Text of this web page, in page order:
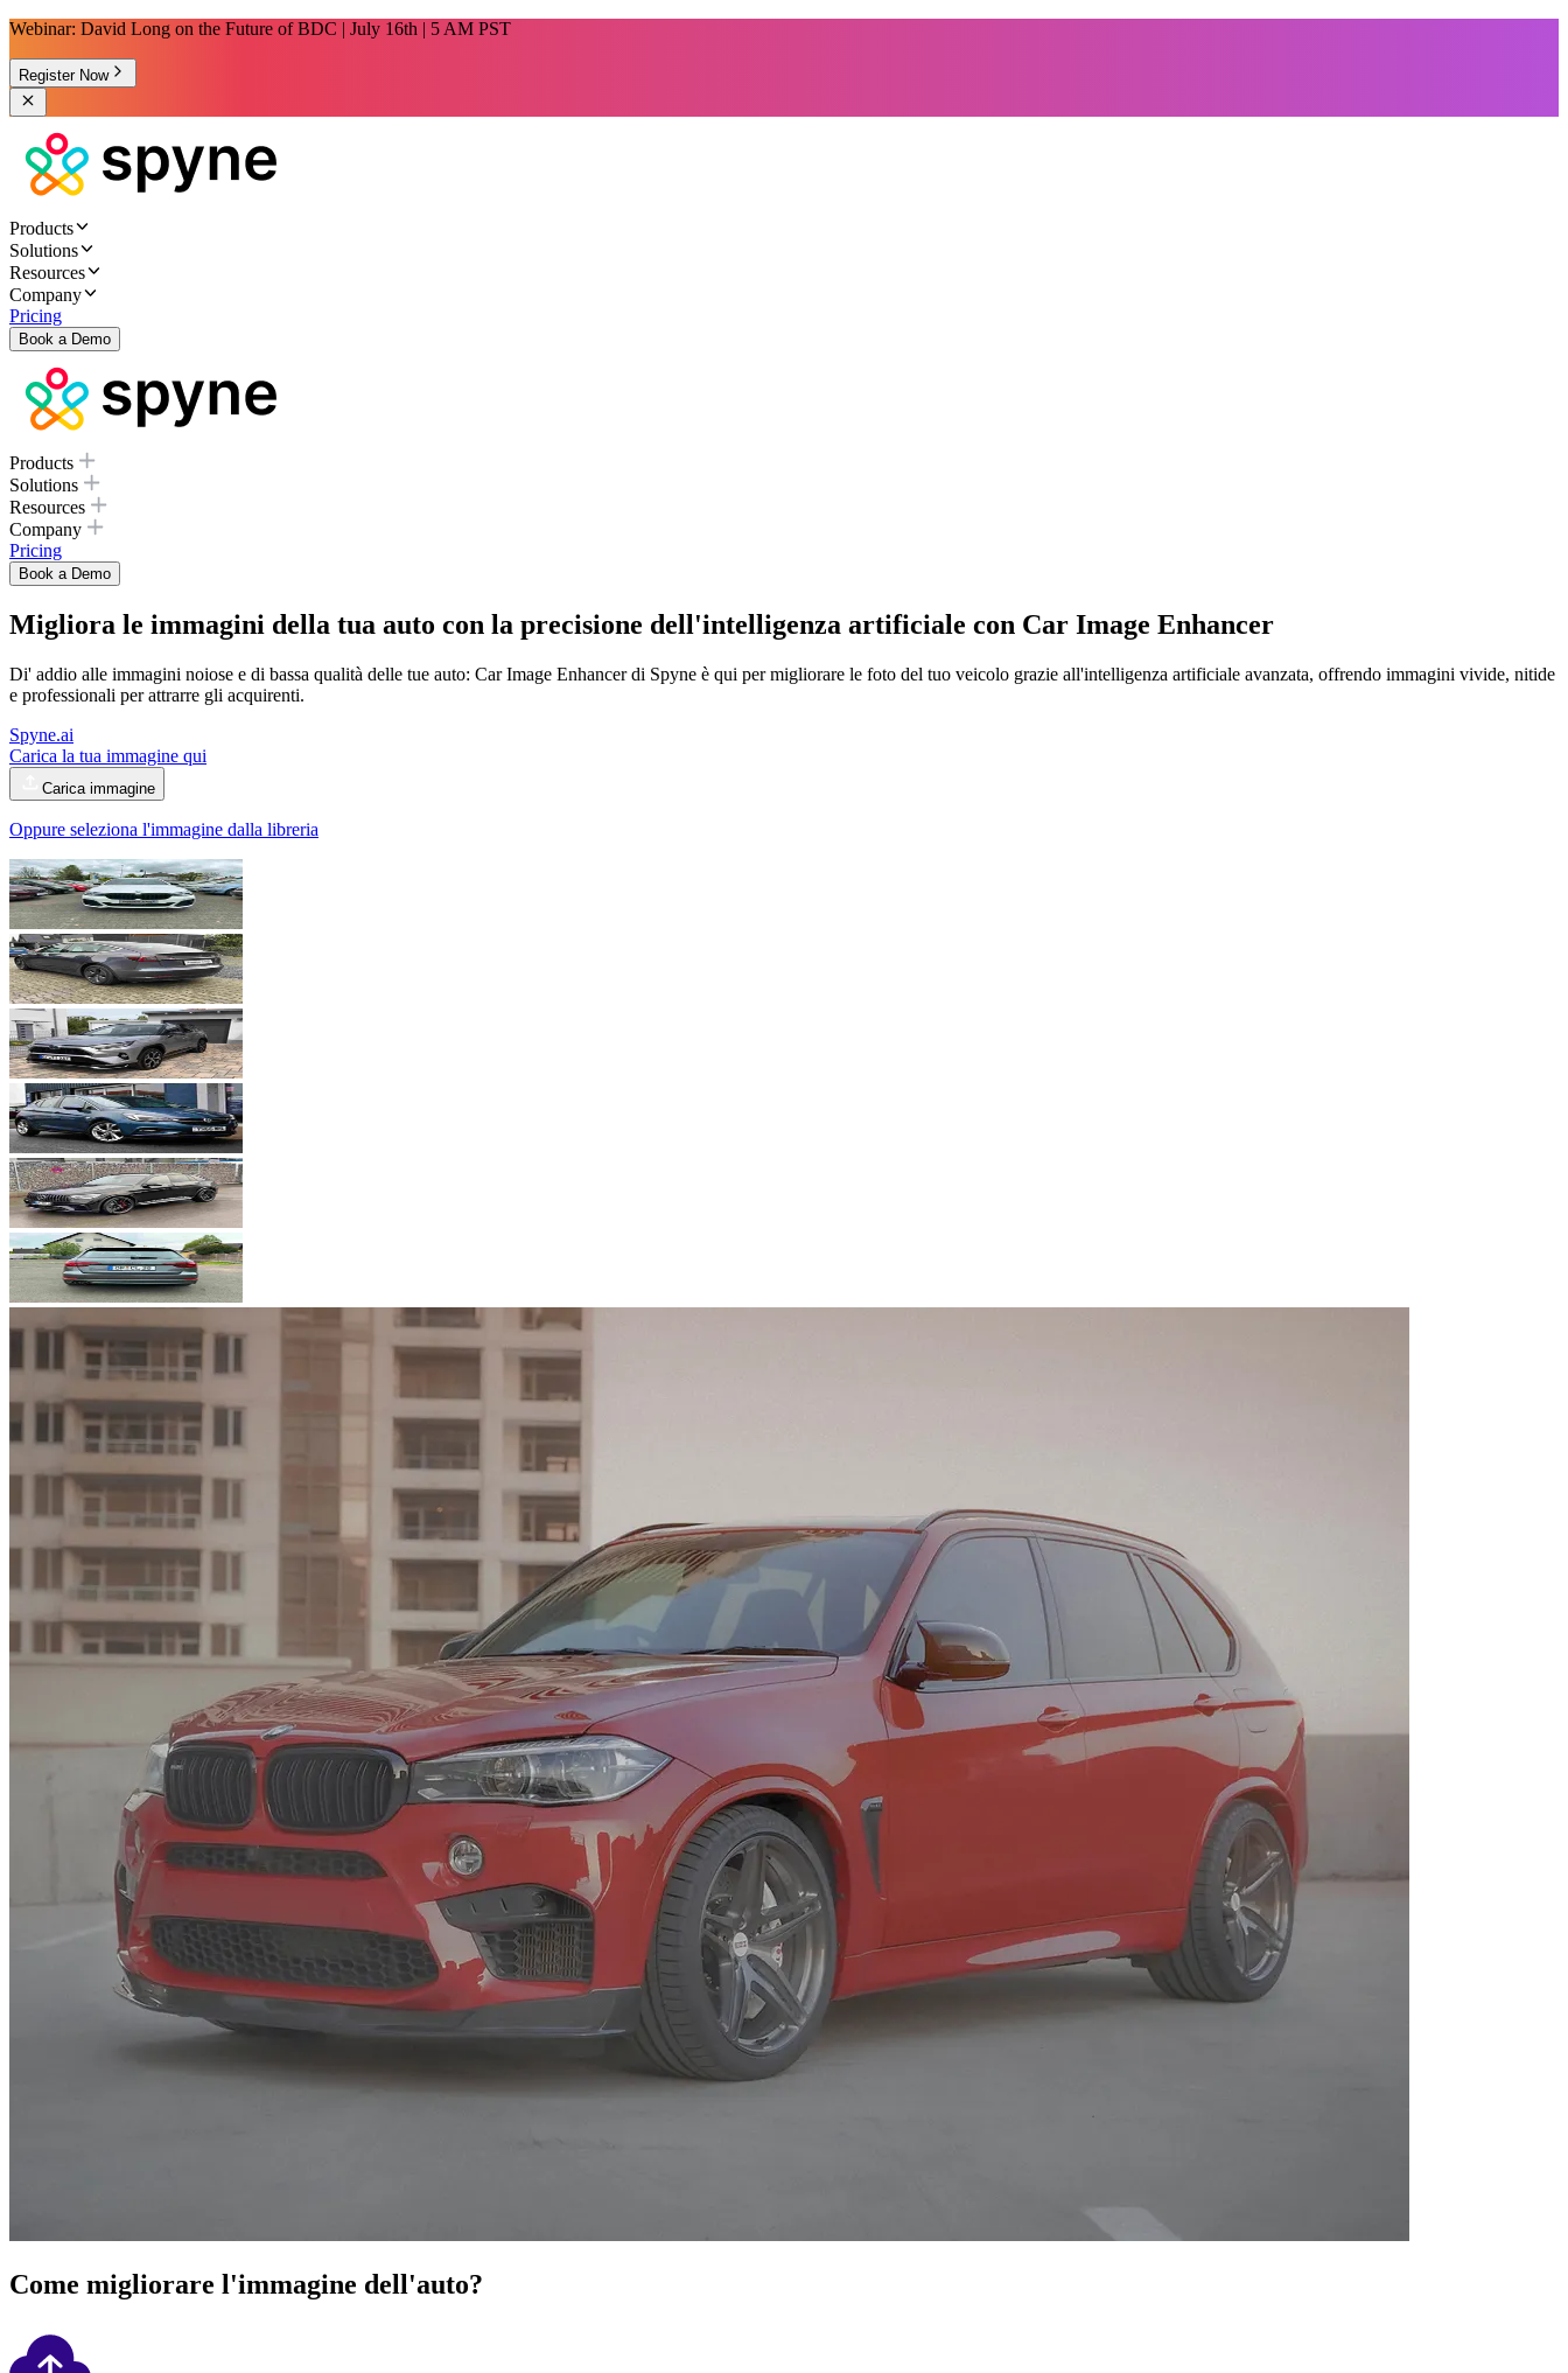
Webinar: David Long on the Future of BDC | July 16th | 5 AM PST
Register Now
Products
Solutions
Resources
Company
Pricing
Book a Demo
Products
Solutions
Resources
Company
Pricing
Book a Demo
Migliora le immagini della tua auto con la precisione dell'intelligenza artificiale con Car Image Enhancer
Di' addio alle immagini noiose e di bassa qualità delle tue auto: Car Image Enhancer di Spyne è qui per migliorare le foto del tuo veicolo grazie all'intelligenza artificiale avanzata, offrendo immagini vivide, nitide
e professionali per attrarre gli acquirenti.
Spyne.ai
Carica la tua immagine qui
Carica immagine
Oppure seleziona l'immagine dalla libreria
Come migliorare l'immagine dell'auto?